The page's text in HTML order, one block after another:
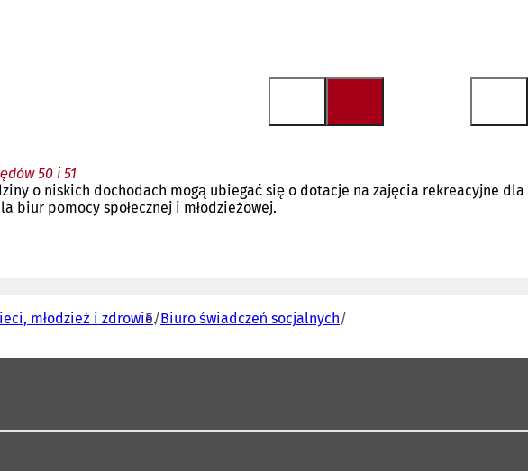
50 i 51
o niskich dochodach mogą ubiegać się o dotacje na zajęcia rekreacyjne dla
biur pomocy społecznej i młodzieżowej.
młodzież i zdrowie Biuro świadczeń socjalnych